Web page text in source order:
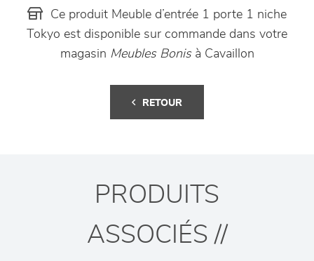
Ce produit Meuble d’entrée 1 porte 1 niche
Tokyo est disponible sur commande dans votre
magasin Meubles Bonisà Cavaillon
RETOUR
PRODUITS
ASSOCIÉS //